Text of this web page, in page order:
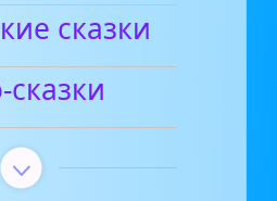
сказки